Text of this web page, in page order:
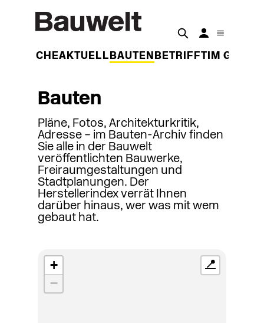
WOCHEAKTUELL BAUTEN BETRIFFT IM
Bauten
Pläne, Fotos, Architekturkritik,
Adresse – im Bauten-Archiv finden
Sie alle in der Bauwelt
veröffentlichten Bauwerke,
Freiraumgestaltungen und
Stadtplanungen. Der
Herstellerindex verrät Ihnen
darüber hinaus, wer was mit wem
gebaut hat.
+
−
📍